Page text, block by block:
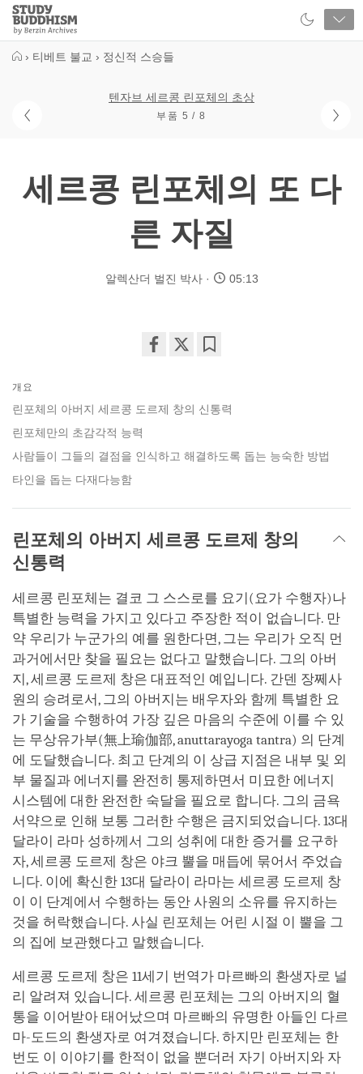
Close
Study
Buddhism
› 티베트 불교 › 정신적 스승들
텐자브 세르콩 린포체의 초상
부품 5 / 8
세르콩 린포체의 또 다
른 자질
알렉산더 벌진 박사 05:13
facebook
개요
린포체의 아버지 세르콩 도르제 창의 신통력
린포체만의 초감각적 능력
사람들이 그들의 결점을 인식하고 해결하도록 돕는 능숙한 방법
타인을 돕는 다재다능함
린포체의 아버지 세르콩 도르제 창의
신통력
세르콩 린포체는 결코 그 스스로를 요기(요가 수행자)나
특별한 능력을 가지고 있다고 주장한 적이 없습니다. 만
약 우리가 누군가의 예를 원한다면, 그는 우리가 오직 먼
과거에서만 찾을 필요는 없다고 말했습니다. 그의 아버
지, 세르콩 도르제 창은 대표적인 예입니다. 간덴 장쩨사
원의 승려로서, 그의 아버지는 배우자와 함께 특별한 요
가 기술을 수행하여 가장 깊은 마음의 수준에 이를 수 있
는 무상유가부(無上瑜伽部, anuttarayoga tantra) 의 단계
에 도달했습니다. 최고 단계의 이 상급 지점은 내부 및 외
부 물질과 에너지를 완전히 통제하면서 미묘한 에너지
시스템에 대한 완전한 숙달을 필요로 합니다. 그의 금욕
서약으로 인해 보통 그러한 수행은 금지되었습니다. 13대
달라이 라마 성하께서 그의 성취에 대한 증거를 요구하
자, 세르콩 도르제 창은 야크 뿔을 매듭에 묶어서 주었습
니다. 이에 확신한 13대 달라이 라마는 세르콩 도르제 창
이 이 단계에서 수행하는 동안 사원의 소유를 유지하는
것을 허락했습니다. 사실 린포체는 어린 시절 이 뿔을 그
의 집에 보관했다고 말했습니다.
세르콩 도르제 창은 11세기 번역가 마르빠의 환생자로 널
리 알려져 있습니다. 세르콩 린포체는 그의 아버지의 혈
통을 이어받아 태어났으며 마르빠의 유명한 아들인 다르
마-도드의 환생자로 여겨졌습니다. 하지만 린포체는 한
번도 이 이야기를 한적이 없을 뿐더러 자기 아버지와 자